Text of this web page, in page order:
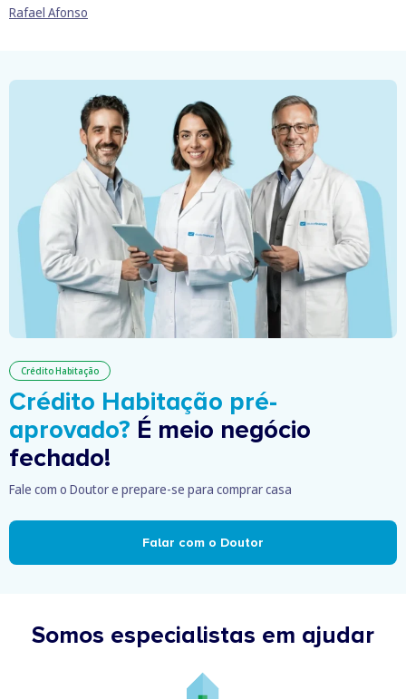
Rafael Afonso
Crédito Habitação
Crédito Habitação pré-
aprovado? É meio negócio
fechado!
Fale com o Doutor e prepare-se para comprar casa
Falar com o Doutor
Somos especialistas em ajudar